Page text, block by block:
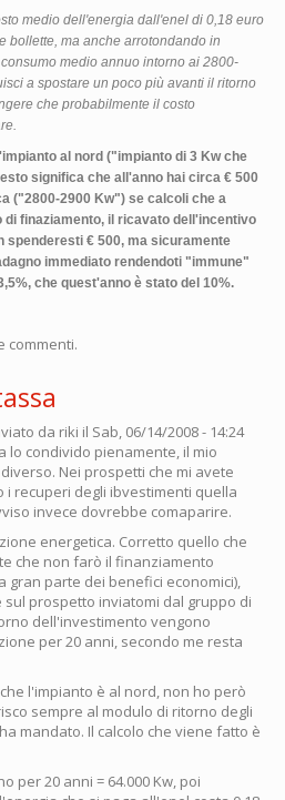
medio dell'energia dall'enel di 0,18 euro
bollette, ma anche arrotondando in
medio annuo intorno ai 2800-
a spostare un poco più avanti il ritorno
che probabilmente il costo
al nord ("impianto di 3 Kw che
significa che all'anno hai circa € 500
("2800-2900 Kw") se calcoli che a
di finaziamento, il ricavato dell'incentivo
spenderesti € 500, ma sicuramente
immediato rendendoti "immune"
che quest'anno è stato del 10%.
commenti.
da riki il Sab, 06/14/2008 - 14:24
lo condivido pienamente, il mio
Nei prospetti che mi avete
i recuperi degli ibvestimenti quella
invece dovrebbe comaparire.
energetica. Corretto quello che
che non farò il finanziamento
gran parte dei benefici economici),
prospetto inviatomi dal gruppo di
dell'investimento vengono
per 20 anni, secondo me resta
l'impianto è al nord, non ho però
sempre al modulo di ritorno degli
mandato. Il calcolo che viene fatto è
per 20 anni = 64.000 Kw, poi